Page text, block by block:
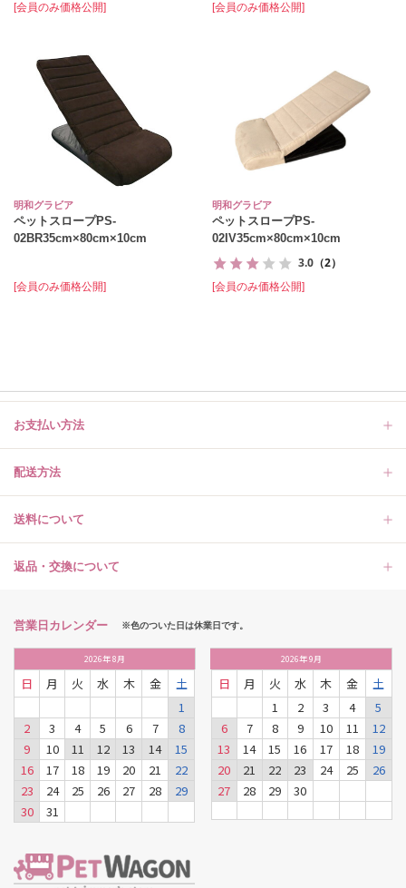
[会員のみ価格公開] [会員のみ価格公開]
明和グラビア
ペットスロープPS‐
02BR35cm×80cm×10cm
[会員のみ価格公開]
明和グラビア
ペットスロープPS‐
02IV35cm×80cm×10cm
3.0 （2）
[会員のみ価格公開]
お支払い方法
配送方法
送料について
返品・交換について
営業日カレンダー ※色のついた日は休業日です。
2026年8月
日 月 火 水 木 金
土
1
2
3 4 5 6 7
8
9
10 11 12 13 14
15
16
17 18 19 20 21
22
23
24 25 26 27 28
29
30
31
2026年9月
日 月 火 水 木 金
土
1
2 3 4
5
6
7 8 9 10 11
12
13
14 15 16 17 18
19
20
21 22 23 24 25
26
27
28 29 30